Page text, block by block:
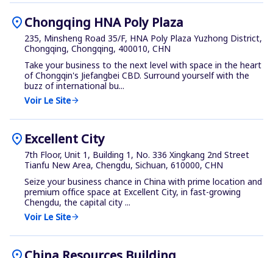
location_onChongqing HNA Poly Plaza
235, Minsheng Road 35/F, HNA Poly Plaza Yuzhong District,
Chongqing, Chongqing, 400010, CHN
Take your business to the next level with space in the heart
of Chongqin's Jiefangbei CBD. Surround yourself with the
buzz of international bu...
Voir Le Sitearrow_forward
location_on Excellent City
7th Floor, Unit 1, Building 1, No. 336 Xingkang 2nd Street
Tianfu New Area, Chengdu, Sichuan, 610000, CHN
Seize your business chance in China with prime location and
premium office space at Excellent City, in fast-growing
Chengdu, the capital city ...
Voir Le Sitearrow_forward